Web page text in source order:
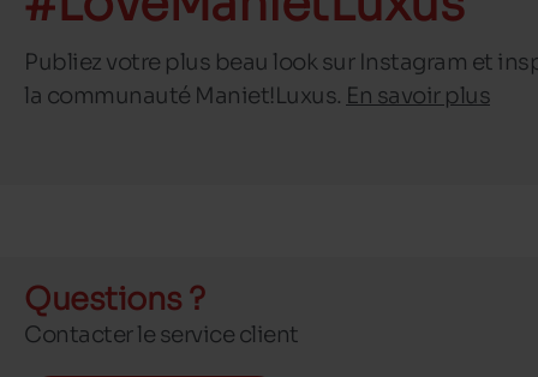
Publiez votre plus beau look sur Instagram et
la communauté Maniet!Luxus. En savoir plus
Questions ?
Contacter le service client